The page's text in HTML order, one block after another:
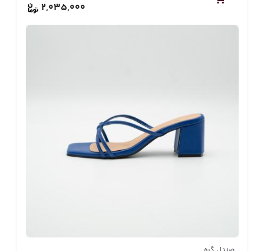
2,035,000